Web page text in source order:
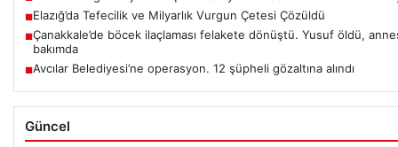
■Elazığ’da Tefecilik ve Milyarlık Vurgun Çetesi Çözüldü
■Çanakkale’de böcek ilaçlaması felakete dönüştü. Yusuf öldü,
bakımda
■Avcılar Belediyesi’ne operasyon. 12 şüpheli gözaltına alındı
Güncel